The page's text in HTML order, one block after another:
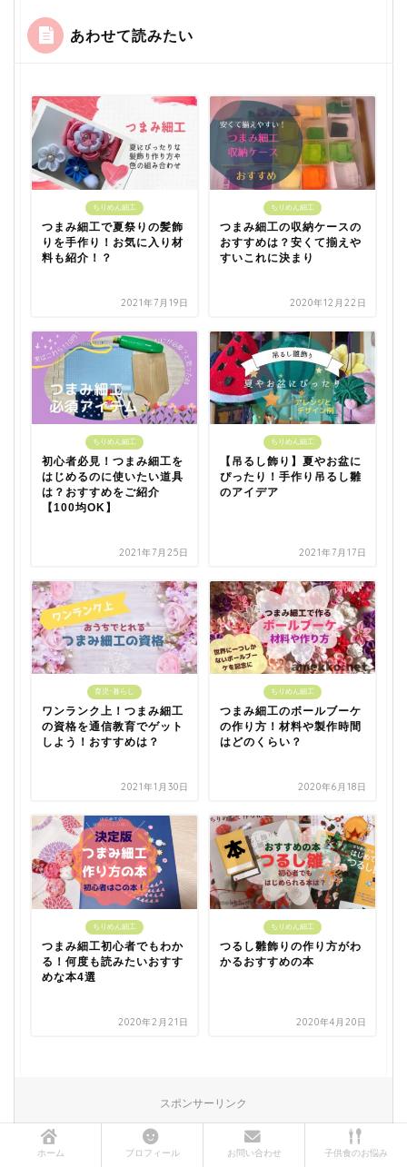
あわせて読みたい
ちりめん細工
つまみ細工で夏祭りの髪飾
りを手作り！お気に入り材
料も紹介！？
2021年7月19日
ちりめん細工
つまみ細工の収納ケースの
おすすめは？安くて揃えや
すいこれに決まり
2020年12月22日
ちりめん細工
初心者必見！つまみ細工を
はじめるのに使いたい道具
は？おすすめをご紹介
【100均OK】
2021年7月25日
ちりめん細工
【吊るし飾り】夏やお盆に
ぴったり！手作り吊るし雛
のアイデア
2021年7月17日
育児･暮らし
ワンランク上！つまみ細工
の資格を通信教育でゲット
しよう！おすすめは？
2021年1月30日
ちりめん細工
つまみ細工のボールブーケ
の作り方！材料や製作時間
はどのくらい？
2020年6月18日
ちりめん細工
つまみ細工初心者でもわか
る！何度も読みたいおすす
めな本4選
2020年2月21日
ちりめん細工
つるし雛飾りの作り方がわ
かるおすすめの本
2020年4月20日
スポンサーリンク
ホーム プロフィール お問い合わせ 子供食のお悩み